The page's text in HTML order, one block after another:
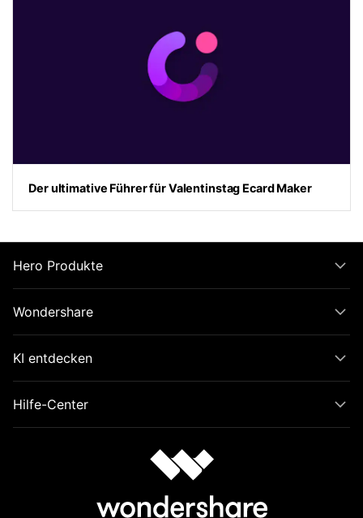
Der ultimative Führer für Valentinstag Ecard Maker
Hero Produkte
Wondershare
KI entdecken
Hilfe-Center